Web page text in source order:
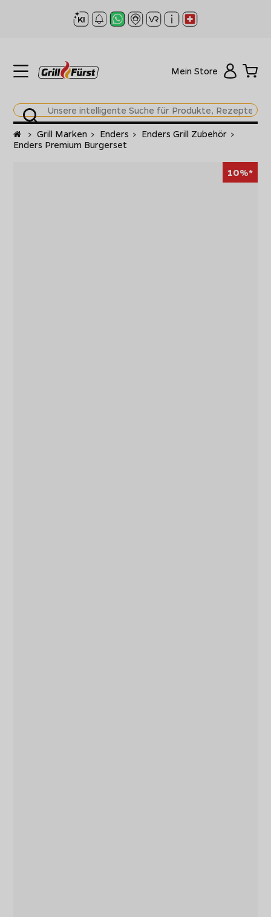
Mein Store
Startseite
> Grill Marken > Enders > Enders Grill Zubehör >
Enders Premium Burgerset
10%*